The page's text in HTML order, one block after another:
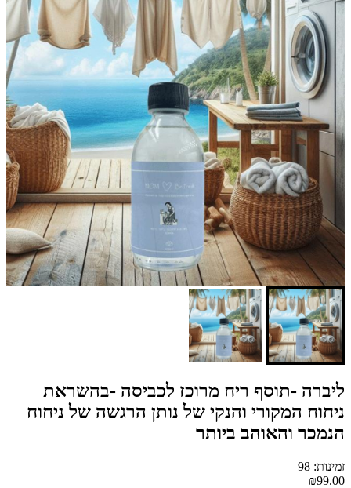
ליברה -תוסף ריח מרוכז לכביסה -בהשראת
ניחוח המקורי והנקי של נותן הרגשה של ניחוח
הנמכר והאוהב ביותר
זמינות: 98
₪99.00